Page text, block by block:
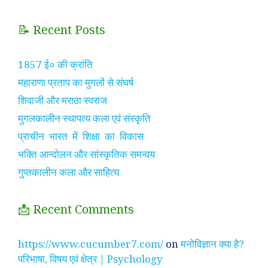
📝 Recent Posts
1857 ई० की क्रांति
महाराणा प्रताप का मुगलों से संघर्ष
शिवाजी और मराठा स्वराज
मुगलकालीन स्थापत्य कला एवं संस्कृति
प्राचीन भारत में शिक्षा का विकास
भक्ति आन्दोलन और सांस्कृतिक समन्वय
गुप्तकालीन कला और साहित्य
📩 Recent Comments
https://www.cucumber7.com/ onमनोविज्ञान क्या है?
परिभाषा, विषय एवं क्षेत्र | Psychology